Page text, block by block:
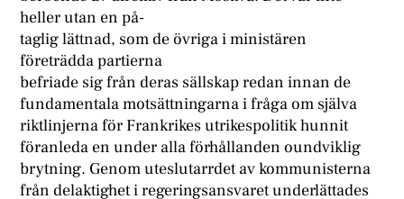
heller utan en på-
taglig lättnad, som de övriga i ministären
företrädda partierna
befriade sig från deras sällskap redan innan de
fundamentala motsättningarna i fråga om själva
riktlinjerna för Frankrikes utrikespolitik hunnit
föranleda en under alla förhållanden oundviklig
brytning. Genom uteslutarrdet av kommunisterna
från delaktighet i regeringsansvaret underlättades